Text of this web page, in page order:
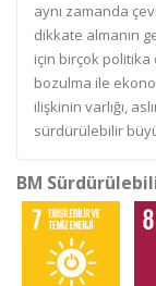
aynı zamanda
dikkate almanın
için birçok
bozulma ile
ilişkinin varlığı,
sürdürülebilir
BM